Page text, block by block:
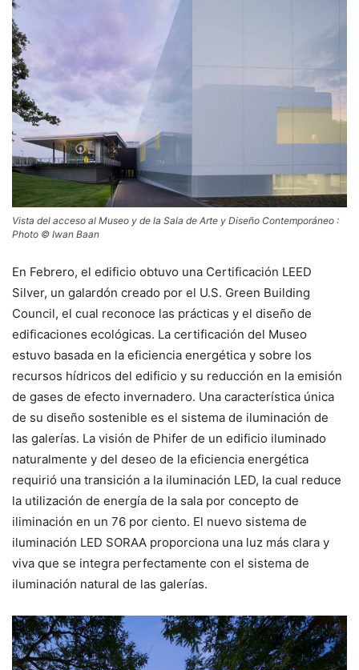
Vista del acceso al Museo y de la Sala de Arte y Diseño Contemporáneo :
Photo © Iwan Baan
En Febrero, el edificio obtuvo una Certificación LEED
Silver, un galardón creado por el U.S. Green Building
Council, el cual reconoce las prácticas y el diseño de
edificaciones ecológicas. La certificación del Museo
estuvo basada en la eficiencia energética y sobre los
recursos hídricos del edificio y su reducción en la emisión
de gases de efecto invernadero. Una característica única
de su diseño sostenible es el sistema de iluminación de
las galerías. La visión de Phifer de un edificio iluminado
naturalmente y del deseo de la eficiencia energética
requirió una transición a la iluminación LED, la cual reduce
la utilización de energía de la sala por concepto de
iliminación en un 76 por ciento. El nuevo sistema de
iluminación LED SORAA proporciona una luz más clara y
viva que se integra perfectamente con el sistema de
iluminación natural de las galerías.